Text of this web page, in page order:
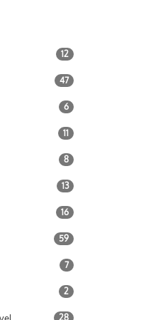
12
47
6
11
8
13
16
59
7
2
28